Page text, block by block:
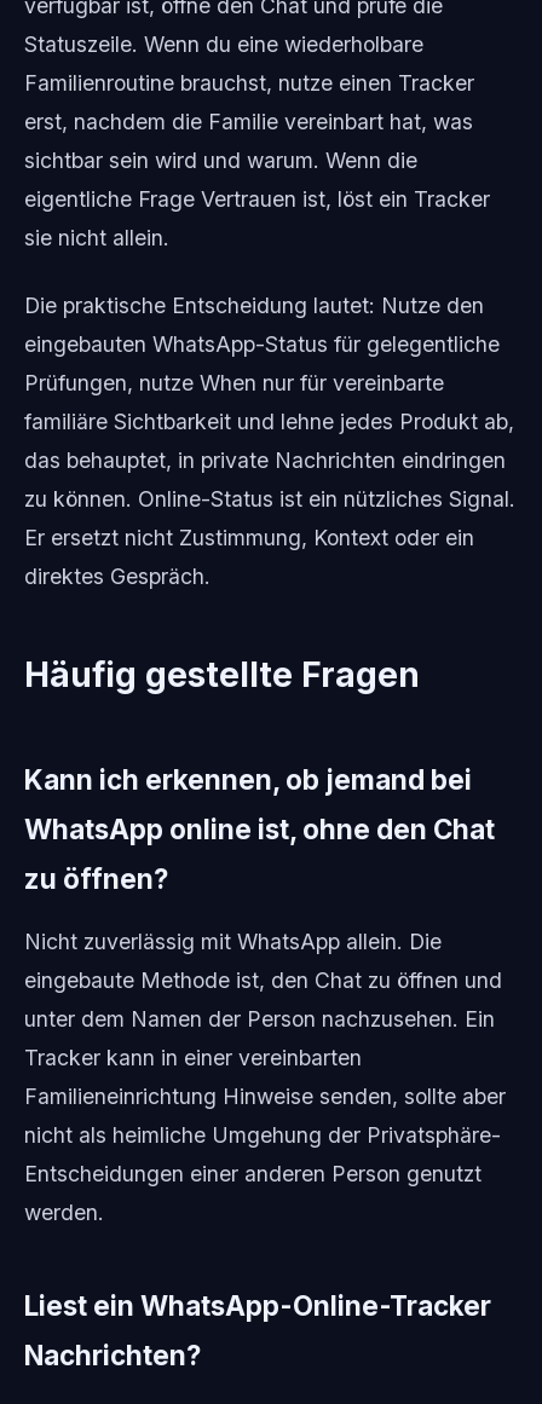
verfügbar ist, öffne den Chat und prüfe die
Statuszeile. Wenn du eine wiederholbare
Familienroutine brauchst, nutze einen Tracker
erst, nachdem die Familie vereinbart hat, was
sichtbar sein wird und warum. Wenn die
eigentliche Frage Vertrauen ist, löst ein Tracker
sie nicht allein.
Die praktische Entscheidung lautet: Nutze den
eingebauten WhatsApp-Status für gelegentliche
Prüfungen, nutze When nur für vereinbarte
familiäre Sichtbarkeit und lehne jedes Produkt ab,
das behauptet, in private Nachrichten eindringen
zu können. Online-Status ist ein nützliches Signal.
Er ersetzt nicht Zustimmung, Kontext oder ein
direktes Gespräch.
Häufig gestellte Fragen
Kann ich erkennen, ob jemand bei
WhatsApp online ist, ohne den Chat
zu öffnen?
Nicht zuverlässig mit WhatsApp allein. Die
eingebaute Methode ist, den Chat zu öffnen und
unter dem Namen der Person nachzusehen. Ein
Tracker kann in einer vereinbarten
Familieneinrichtung Hinweise senden, sollte aber
nicht als heimliche Umgehung der Privatsphäre-
Entscheidungen einer anderen Person genutzt
werden.
Liest ein WhatsApp-Online-Tracker
Nachrichten?